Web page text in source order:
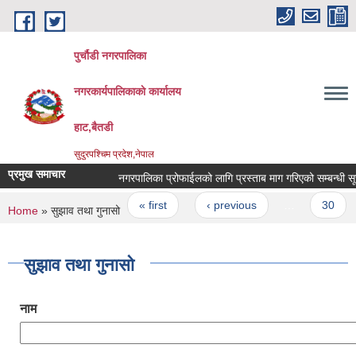
Skip to main content
पुर्चौडी नगरपालिका
नगरकार्यपालिकाकाे कार्यालय
हाट,बैतडी
सुदुरपश्चिम प्रदेश,नेपाल
प्रमुख समाचार नगरपालिका प्रोफाईलको लागि प्रस्ताब माग गरिएको सम्बन्धी
Pages
« first ‹ previous 30
You are here
Home » सुझाव तथा गुनासो
सुझाव तथा गुनासो
नाम